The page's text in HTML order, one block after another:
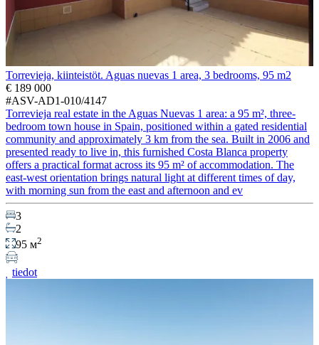
Torrevieja, kiinteistöt. Aguas nuevas 1 area, 3 bedrooms, 95 m2
€ 189 000
#ASV-AD1-010/4147
Torrevieja real estate in the Aguas Nuevas 1 area: a 95 m², three-
bedroom town house in Spain, positioned within a gated residential
community and approximately 3 km from the sea. Built in 2006 and
presented ready to live in, this furnished Costa Blanca property
offers a practical format across its 95 m² of accommodation. The
east-west orientation brings natural light at different times of day,
with morning sun from the east and afternoon and ev
3
2
95 м2
tiedot